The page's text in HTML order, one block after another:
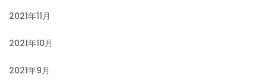
2021年11月
2021年10月
2021年9月